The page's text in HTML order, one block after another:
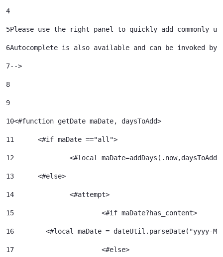
4
5Please use the right panel to quickly add commonly
6Autocomplete is also available and can be invoked
7-->
8
9
10<#function getDate maDate, daysToAdd>
11
	<#if maDate =="all">
12
<#local
13
	<#else>
14
		<#attempt>
15
			<#if maDate?has_content>
16
<#local maDate = dateUtil.parseDate("yyyy-
17
			<#else>